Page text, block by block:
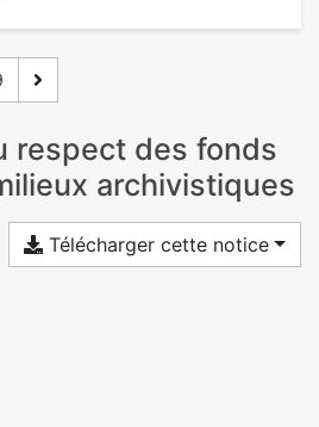
respect des fonds
archivistiques
Télécharger cette notice